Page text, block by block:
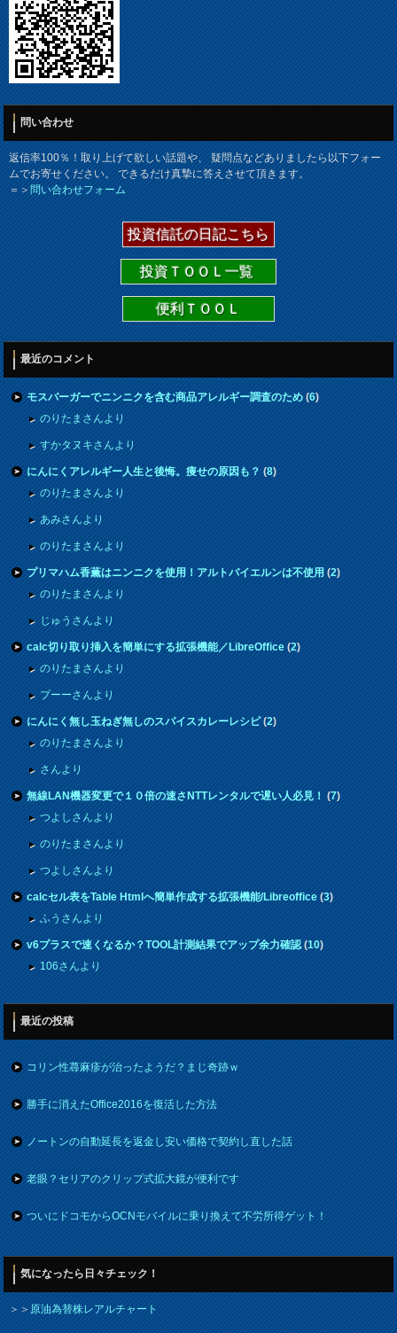
問い合わせ
返信率100％！取り上げて欲しい話題や、 疑問点などありましたら以下フォー
ムでお寄せください。 できるだけ真摯に答えさせて頂きます。
＝＞問い合わせフォーム
投資信託の日記こちら
投資ＴＯＯＬ一覧
便利ＴＯＯＬ
最近のコメント
モスバーガーでニンニクを含む商品アレルギー調査のため(6)
のりたまさんより
すかタヌキさんより
にんにくアレルギー人生と後悔。痩せの原因も？(8)
のりたまさんより
あみさんより
のりたまさんより
プリマハム香薫はニンニクを使用！アルトバイエルンは不使用(2)
のりたまさんより
じゅうさんより
calc切り取り挿入を簡単にする拡張機能／LibreOffice(2)
のりたまさんより
プーーさんより
にんにく無し玉ねぎ無しのスパイスカレーレシピ(2)
のりたまさんより
さんより
無線LAN機器変更で１０倍の速さNTTレンタルで遅い人必見！(7)
つよしさんより
のりたまさんより
つよしさんより
calcセル表をTable Htmlへ簡単作成する拡張機能/Libreoffice(3)
ふうさんより
v6プラスで速くなるか？TOOL計測結果でアップ余力確認(10)
106さんより
最近の投稿
コリン性蕁麻疹が治ったようだ？まじ奇跡ｗ
勝手に消えたOffice2016を復活した方法
ノートンの自動延長を返金し安い価格で契約し直した話
老眼？セリアのクリップ式拡大鏡が便利です
ついにドコモからOCNモバイルに乗り換えて不労所得ゲット！
気になったら日々チェック！
＞＞原油為替株レアルチャート